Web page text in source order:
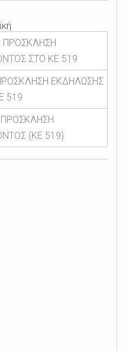
ΠΡΟΣΚΛΗΣΗ
ΣΤΟ ΚE 519
ΕΚΔΗΛΩΣΗΣ
519
ΠΡΟΣΚΛΗΣΗ
(KE 519)